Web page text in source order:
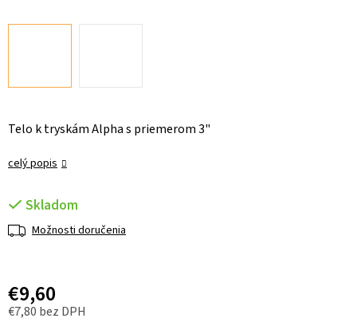
Telo k tryskám Alpha s priemerom 3"
celý popis
Skladom
Možnosti doručenia
€9,60
€7,80 bez DPH